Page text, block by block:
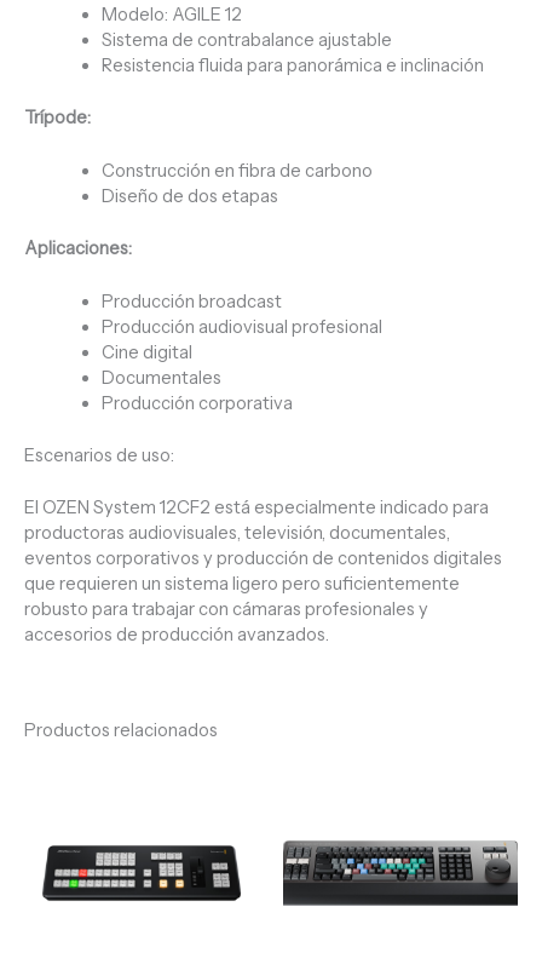
Modelo: AGILE 12
Sistema de contrabalance ajustable
Resistencia fluida para panorámica e inclinación
Trípode:
Construcción en fibra de carbono
Diseño de dos etapas
Aplicaciones:
Producción broadcast
Producción audiovisual profesional
Cine digital
Documentales
Producción corporativa
Escenarios de uso:
El OZEN System 12CF2 está especialmente indicado para
productoras audiovisuales, televisión, documentales,
eventos corporativos y producción de contenidos digitales
que requieren un sistema ligero pero suficientemente
robusto para trabajar con cámaras profesionales y
accesorios de producción avanzados.
Productos relacionados